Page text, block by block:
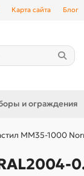
Карта сайта Блог
и ограждения
ММ35-1000